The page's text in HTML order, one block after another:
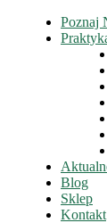
Poznaj
Blog
Sklep
Kontakt